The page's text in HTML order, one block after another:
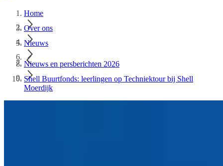
Home
Over ons
Nieuws
Nieuws en persberichten 2026
Shell Buurtfonds: leerlingen op Techniektour bij Shell
Moerdijk